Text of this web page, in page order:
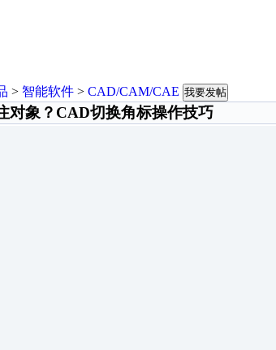
> 智能软件 > CAD/CAM/CAE 我要发帖
对象？CAD切换角标操作技巧